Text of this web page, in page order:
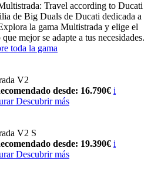
Travel according to Ducati
de Big Duals de Ducati dedicada a
la gama Multistrada y elige el
mejor se adapte a tus necesidades.
toda la gama
V2
desde: 16.790€ i
Descubrir más
V2 S
desde: 19.390€ i
Descubrir más